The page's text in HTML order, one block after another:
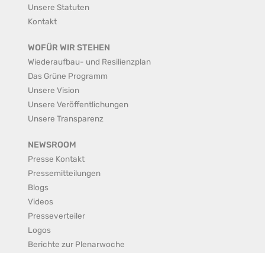
Unsere Statuten
Kontakt
WOFÜR WIR STEHEN
Wiederaufbau- und Resilienzplan
Das Grüne Programm
Unsere Vision
Unsere Veröffentlichungen
Unsere Transparenz
NEWSROOM
Presse Kontakt
Pressemitteilungen
Blogs
Videos
Presseverteiler
Logos
Berichte zur Plenarwoche